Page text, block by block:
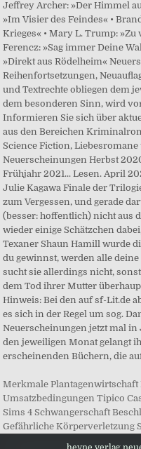
Merkmale Plantagenwirtschaft
Umsatzbedingungen Tipico
Sims 4 Schwangerschaft
Gefährliche Körperverletzung